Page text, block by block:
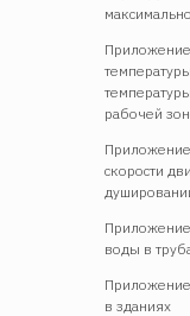
рабочей
скорости
воды в
в зданиях